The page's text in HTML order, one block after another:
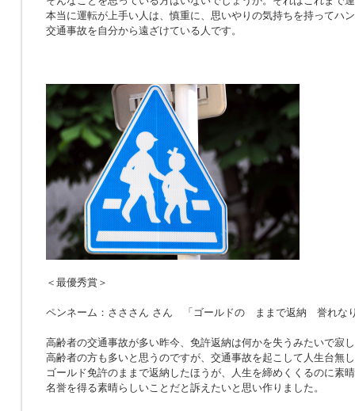
本当に運転が上手い人は、慎重に、思いやりの気持ちを持ってハ
交通事故を自分から遠ざけている人です。
＜最優秀賞＞
ペンネーム：さささん さん 「ゴールドの ままで返納 誉れな
高齢者の交通事故が多い昨今、免許返納は何かを失うみたいで寂
高齢者の方も多いと思うのですが、交通事故を起こして人生台無
ゴールド免許のままで返納したほうが、人生を締めくくるのに素
名誉を得る素晴らしいことだと訴えたいと思い作りました。